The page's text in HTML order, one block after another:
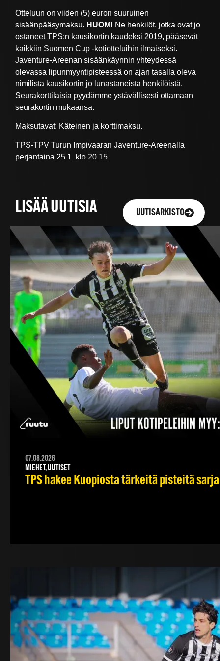
Otteluun on viiden (5) euron suuruinen
sisäänpääsymaksu. HUOM! Ne henkilöt, jotka ovat jo
ostaneet TPS:n kausikortin kaudeksi 2019, pääsevät
kaikkiin Suomen Cup -kotiotteluihin ilmaiseksi.
Javenture-Areenan sisäänkäynnin yhteydessä
olevassa lipunmyyntipisteessä on ajan tasalla oleva
nimilista kausikortin jo lunastaneista henkilöistä.
Seurakorttilaisia pyydämme ystävällisesti ottamaan
seurakortin mukaansa.
Maksutavat: Käteinen ja korttimaksu.
TPS-TPV Turun Impivaaran Javenture-Areenalla
perjantaina 25.1. klo 20.15.
LISÄÄ UUTISIA UUTISARKISTO
07.08.2026
MIEHET, UUTISET
TPS hakee Kuopiosta tärkeitä pisteitä